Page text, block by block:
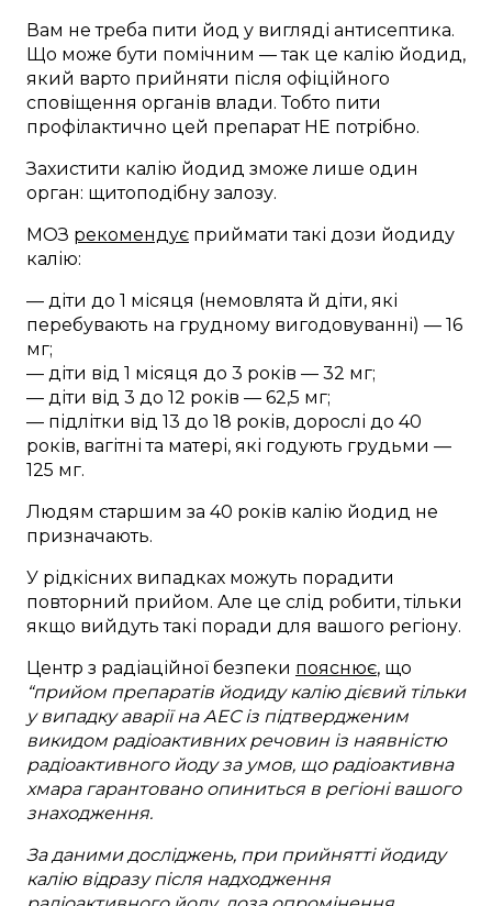
Вам не треба пити йод у вигляді антисептика.
Що може бути помічним — так це калію йодид,
який варто прийняти після офіційного
сповіщення органів влади. Тобто пити
профілактично цей препарат НЕ потрібно.
Захистити калію йодид зможе лише один
орган: щитоподібну залозу.
МОЗ рекомендує приймати такі дози йодиду
калію:
— діти до 1 місяця (немовлята й діти, які
перебувають на грудному вигодовуванні) — 16
мг;
— діти від 1 місяця до 3 років — 32 мг;
— діти від 3 до 12 років — 62,5 мг;
— підлітки від 13 до 18 років, дорослі до 40
років, вагітні та матері, які годують грудьми —
125 мг.
Людям старшим за 40 років калію йодид не
призначають.
У рідкісних випадках можуть порадити
повторний прийом. Але це слід робити, тільки
якщо вийдуть такі поради для вашого регіону.
Центр з радіаційної безпеки пояснює, що
“прийом препаратів йодиду калію дієвий тільки
у випадку аварії на АЕС із підтвердженим
викидом радіоактивних речовин із наявністю
радіоактивного йоду за умов, що радіоактивна
хмара гарантовано опиниться в регіоні вашого
знаходження.
За даними досліджень, при прийнятті йодиду
калію відразу після надходження